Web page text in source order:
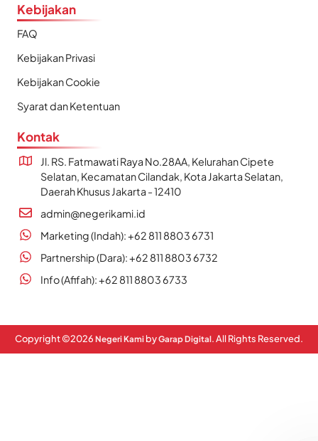
Kebijakan
FAQ
Kebijakan Privasi
Kebijakan Cookie
Syarat dan Ketentuan
Kontak
Jl. RS. Fatmawati Raya No.28AA, Kelurahan Cipete
Selatan, Kecamatan Cilandak, Kota Jakarta Selatan,
Daerah Khusus Jakarta - 12410
admin@negerikami.id
Marketing (Indah): +62 811 8803 6731
Partnership (Dara): +62 811 8803 6732
Info (Afifah): +62 811 8803 6733
Copyright ©2026 Negeri Kami byGarap Digital. All Rights Reserved.